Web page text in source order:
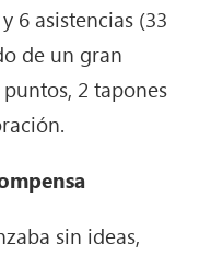
6 asistencias (33
de un gran
2 tapones
sin ideas,